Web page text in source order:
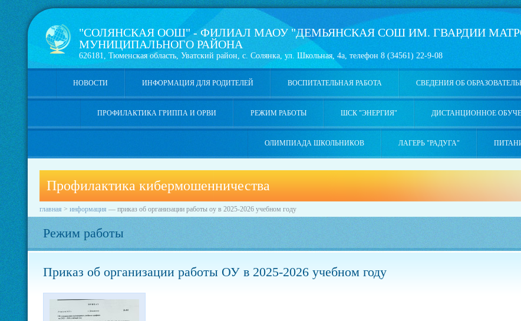
Профилактика кибермошенничества
главная > информация — приказ об организации работы оу в 2025-2026 учебном году
Режим работы
Приказ об организации работы ОУ в 2025-2026 учебном году
"СОЛЯНСКАЯ ООШ" - ФИЛИАЛ МАОУ "ДЕМЬЯНСКАЯ СОШ ИМ. ГВАРДИИ
МУНИЦИПАЛЬНОГО РАЙОНА
626181, Тюменская область, Уватский район, с. Солянка, ул. Школьная, 4а, телефон 8 (34561) 22-9-08
НОВОСТИ ИНФОРМАЦИЯ ДЛЯ РОДИТЕЛЕЙ ВОСПИТАТЕЛЬНАЯ РАБОТА СВЕДЕНИЯ ОБ
ПРОФИЛАКТИКА ГРИППА И ОРВИ РЕЖИМ РАБОТЫ ШСК "ЭНЕРГИЯ" ДИСТАНЦИОННОЕ
ОЛИМПИАДА ШКОЛЬНИКОВ ЛАГЕРЬ "РАДУГА"